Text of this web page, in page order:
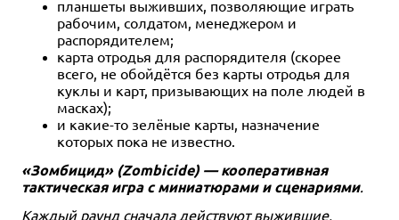
планшеты выживших, позволяющие играть
рабочим, солдатом, менеджером и
распорядителем;
карта отродья для распорядителя (скорее
всего, не обойдётся без карты отродья для
куклы и карт, призывающих на поле людей в
масках);
и какие-то зелёные карты, назначение
которых пока не известно.
«Зомбицид» (Zombicide) — кооперативная
тактическая игра с миниатюрами и сценариями.
Каждый раунд сначала действуют выжившие,